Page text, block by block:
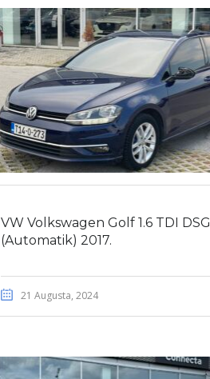
VW Volkswagen Golf 1.6 TDI DSG
(Automatik) 2017.
21 Augusta, 2024